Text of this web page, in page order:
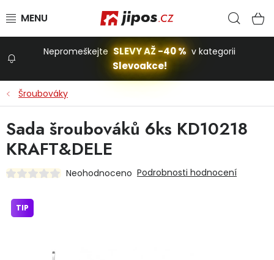
Stavba a dům
Nepromeškejte SLEVY AŽ -40 % v kategorii
Slevoakce!
Šroubováky
Sada šroubováků 6ks KD10218
KRAFT&DELE
Neohodnoceno Podrobnosti hodnocení
TIP